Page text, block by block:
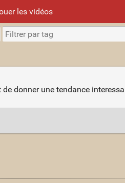
les vidéos
donner une tendance